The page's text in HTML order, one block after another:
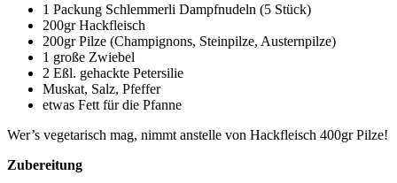
1 Packung Schlemmerli Dampfnudeln (5 Stück)
200gr Hackfleisch
200gr Pilze (Champignons, Steinpilze, Austernpilze)
1 große Zwiebel
2 Eßl. gehackte Petersilie
Muskat, Salz, Pfeffer
etwas Fett für die Pfanne
Wer’s vegetarisch mag, nimmt anstelle von Hackfleisch 400gr Pilze!
Zubereitung